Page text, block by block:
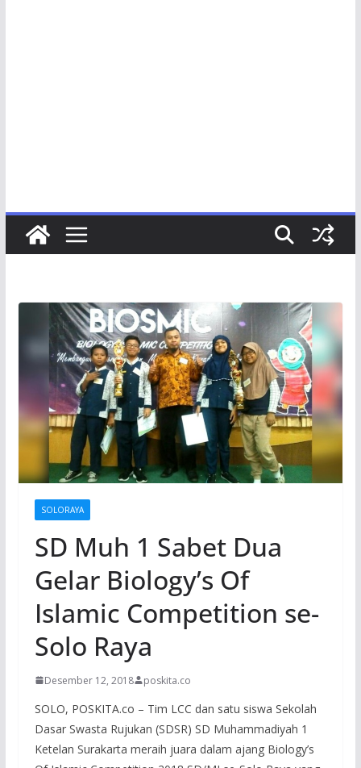
SOLORAYA
SD Muh 1 Sabet Dua
Gelar Biology’s Of
Islamic Competition se-
Solo Raya
Desember 12, 2018 poskita.co
SOLO, POSKITA.co – Tim LCC dan satu siswa Sekolah
Dasar Swasta Rujukan (SDSR) SD Muhammadiyah 1
Ketelan Surakarta meraih juara dalam ajang Biology’s